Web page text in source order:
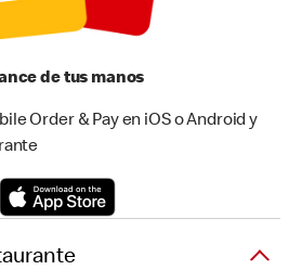
de tus manos
Order & Pay en iOS o Android y